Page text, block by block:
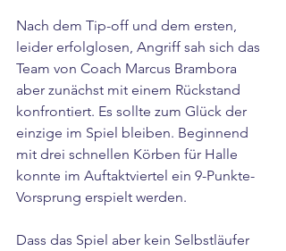
Nach dem Tip-off und dem ersten,
leider erfolglosen, Angriff sah sich das
Team von Coach Marcus Brambora
aber zunächst mit einem Rückstand
konfrontiert. Es sollte zum Glück der
einzige im Spiel bleiben. Beginnend
mit drei schnellen Körben für Halle
konnte im Auftaktviertel ein 9-Punkte-
Vorsprung erspielt werden.
Dass das Spiel aber kein Selbstläufer